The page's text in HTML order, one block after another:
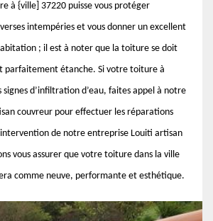
à {ville] 37220 puisse vous protéger
intempéries et vous donner un excellent
; il est à noter que la toiture se doit
parfaitement étanche. Si votre toiture à
d’infiltration d’eau, faites appel à notre
couvreur pour effectuer les réparations
de notre entreprise Louiti artisan
vous assurer que votre toiture dans la ville
comme neuve, performante et esthétique.